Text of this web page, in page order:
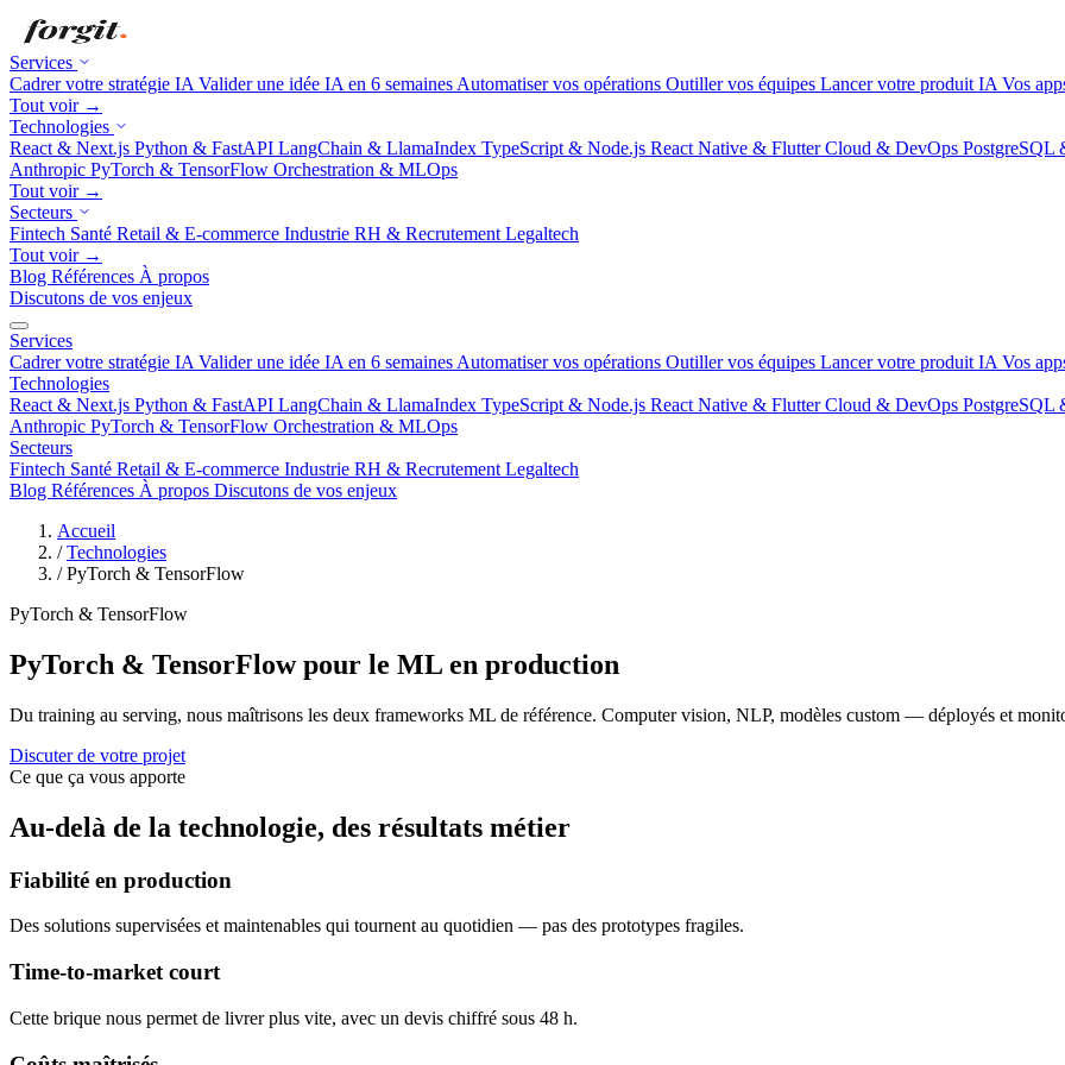
Services
Cadrer votre stratégie IA Valider une idée IA en 6 semaines Automatiser vos opérations Outiller vos équipes Lancer votre produit IA Vos
Tout voir →
Technologies
React & Next.js Python & FastAPI LangChain & LlamaIndex TypeScript & Node.js React Native & FlutterCloud & DevOps PostgreSQL
Anthropic PyTorch & TensorFlow Orchestration & MLOps
Tout voir →
Secteurs
Fintech Santé Retail & E-commerce Industrie RH & Recrutement Legaltech
Tout voir →
Blog Références À propos
Discutons de vos enjeux
Services
Cadrer votre stratégie IA Valider une idée IA en 6 semaines Automatiser vos opérations Outiller vos équipes Lancer votre produit IA Vos
Technologies
React & Next.js Python & FastAPI LangChain & LlamaIndex TypeScript & Node.js React Native & FlutterCloud & DevOps PostgreSQL
Anthropic PyTorch & TensorFlow Orchestration & MLOps
Secteurs
Fintech Santé Retail & E-commerce Industrie RH & Recrutement Legaltech
Blog Références À propos Discutons de vos enjeux
Accueil
/ Technologies
/ PyTorch & TensorFlow
PyTorch & TensorFlow
PyTorch & TensorFlow pour le ML en production
Du training au serving, nous maîtrisons les deux frameworks ML de référence. Computer vision, NLP, modèles custom — déployés et
Discuter de votre projet
Ce que ça vous apporte
Au-delà de la technologie, des résultats métier
Fiabilité en production
Des solutions supervisées et maintenables qui tournent au quotidien — pas des prototypes fragiles.
Time-to-market court
Cette brique nous permet de livrer plus vite, avec un devis chiffré sous 48 h.